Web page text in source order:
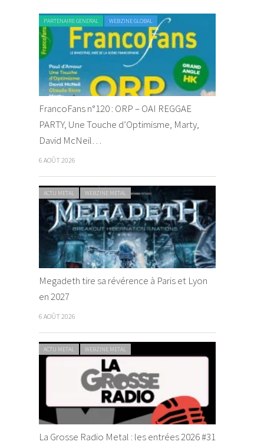
PARTENAIRE GENERAL WEBZINE GLOBAL
FrancoFans n°120 : ORP – OAI REGGAE
PARTY, Une Touche d’Optimisme, Marty,
David McNeil…
6 AOÛT 2026
ACTU METAL WEBZINE METAL
Megadeth tire sa révérence à Paris et Lyon
en 2027
6 AOÛT 2026
ACTU METAL WEBZINE METAL
La Grosse Radio Metal : les entrées 2026 #31